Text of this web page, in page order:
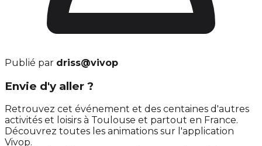
Publié par driss@vivop
Envie d'y aller ?
Retrouvez cet événement et des centaines d'autres
activités et loisirs à Toulouse et partout en France.
Découvrez toutes les animations sur l'application
Vivop.